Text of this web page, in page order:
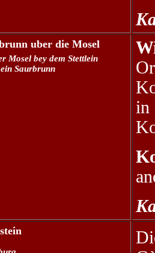
uber die Mosel
Mosel bey dem Stettlein
Saurbrunn